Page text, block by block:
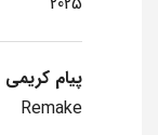
پیام کریمی
Remake